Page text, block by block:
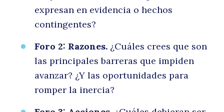
expresan en evidencia o hechos
contingentes?
Foro 2: Razones. ¿Cuáles crees que son
las principales barreras que impiden
avanzar? ¿Y las oportunidades para
romper la inercia?